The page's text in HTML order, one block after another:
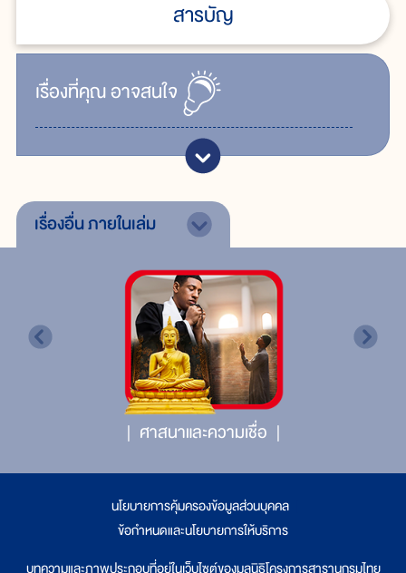
สารบัญ
เรื่ิองที่คุณอาจสนใจ
เรื่องอื่นภายในเล่ม
ศาสนาและความเชื่อ
นโยบายการคุ้มครองข้อมูลส่วนบุคคล
ข้อกำหนดและนโยบายการให้บริการ
บทความและภาพประกอบที่อยู่ในเว็บไซต์ของมูลนิธิโครงการสารานุกรมไทย